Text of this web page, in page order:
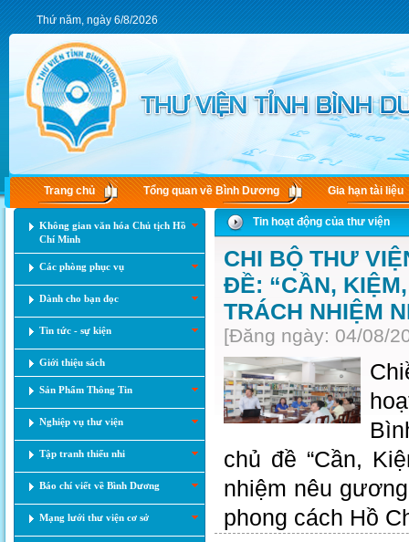
Thứ năm, ngày 6/8/2026
Trang chủ Tổng quan về Bình Dương Gia hạn tài liệu
Không gian văn hóa Chủ tịch Hồ
Chí Minh
Các phòng phục vụ
Dành cho bạn đọc
Tin tức - sự kiện
Giới thiệu sách
Sản Phẩm Thông Tin
Nghiệp vụ thư viện
Tập tranh thiếu nhi
Báo chí viết về Bình Dương
Mạng lưới thư viện cơ sở
Tin hoạt động của thư viện
CHI BỘ THƯ
ĐỀ: “CẦN,
TRÁCH NHIỆM
[Đăng ngày: 04/08/
chủ đề “Cần,
nhiệm nêu
phong cách Hồ